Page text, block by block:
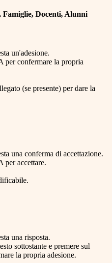
Famiglie, Docenti, Alunni
un'adesione.
per confermare la propria
(se presente) per dare la
una conferma di accettazione.
per accettare.
una risposta.
sottostante e premere sul
la propria adesione.